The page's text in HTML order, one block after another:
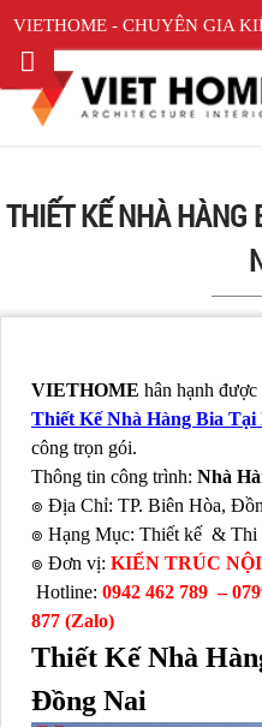
VIETHOME - CHUYÊN GIA
THIẾT KẾ NHÀ HÀNG
VIETHOME hân hạnh
Thiết Kế Nhà Hàng Bia Tại
công trọn gói.
Thông tin công trình: Nhà
๏ Địa Chỉ: TP. Biên Hòa,
๏ Hạng Mục: Thiết kế & Thi
๏ Đơn vị: KIẾN TRÚC
Hotline: 0942 462 789 –
877 (Zalo)
Thiết Kế Nhà
Đồng Nai